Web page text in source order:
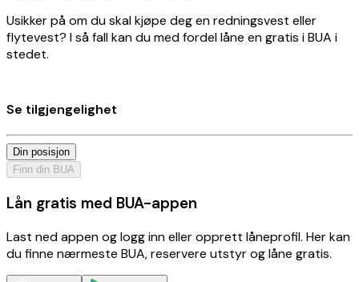
Usikker på om du skal kjøpe deg en redningsvest eller
flytevest? I så fall kan du med fordel låne en gratis i BUA i
stedet.
Se tilgjengelighet
Din posisjon
Finn din BUA
Lån gratis med BUA-appen
Last ned appen og logg inn eller opprett låneprofil. Her kan
du finne nærmeste BUA, reservere utstyr og låne gratis.